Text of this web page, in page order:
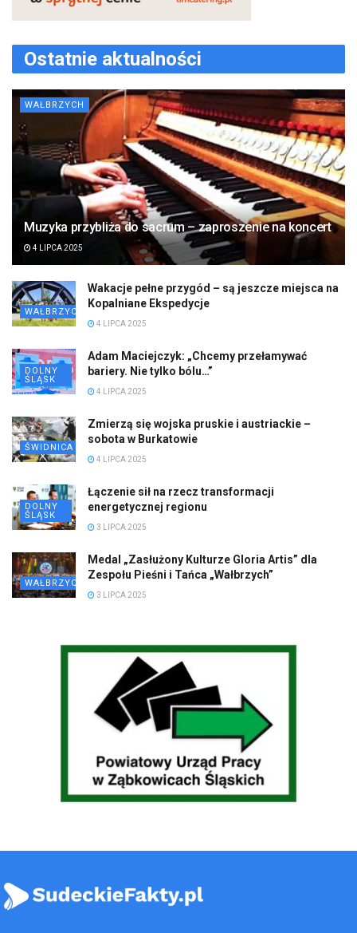
Ostatnie aktualności
WAŁBRZYCH
Muzyka przybliża do sacrum – zaproszenie na koncert
4 LIPCA 2025
WAŁBRZYCH
Wakacje pełne przygód – są jeszcze miejsca na
Kopalniane Ekspedycje
4 LIPCA 2025
DOLNY
ŚLĄSK
Adam Maciejczyk: „Chcemy przełamywać
bariery. Nie tylko bólu…”
4 LIPCA 2025
ŚWIDNICA
Zmierzą się wojska pruskie i austriackie –
sobota w Burkatowie
4 LIPCA 2025
DOLNY
ŚLĄSK
Łączenie sił na rzecz transformacji
energetycznej regionu
3 LIPCA 2025
WAŁBRZYCH
Medal „Zasłużony Kulturze Gloria Artis” dla
Zespołu Pieśni i Tańca „Wałbrzych”
3 LIPCA 2025